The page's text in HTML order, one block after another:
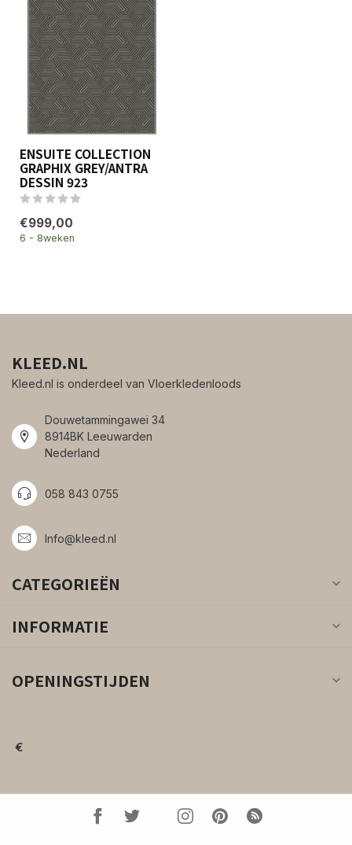
ENSUITE COLLECTION
GRAPHIX GREY/ANTRA
DESSIN 923
€999,00
6 - 8weken
KLEED.NL
Kleed.nl is onderdeel van Vloerkledenloods
Douwetammingawei 34
8914BK Leeuwarden
Nederland
058 843 0755
Info@kleed.nl
CATEGORIEËN
INFORMATIE
OPENINGSTIJDEN
€